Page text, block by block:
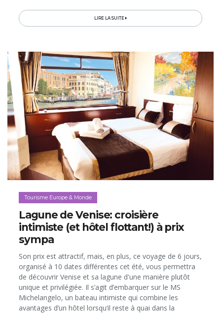
villes...
LIRE LA SUITE
Tourisme Europe & Monde
Lagune de Venise: croisière
intimiste (et hôtel flottant!) à prix
sympa
Son prix est attractif, mais, en plus, ce voyage de 6 jours,
organisé à 10 dates différentes cet été, vous permettra
de découvrir Venise et sa lagune d'une manière plutôt
unique et privilégiée. Il s’agit d’embarquer sur le MS
Michelangelo, un bateau intimiste qui combine les
avantages d’un hôtel lorsqu’il reste à quai dans la